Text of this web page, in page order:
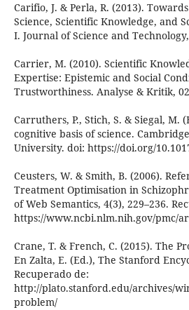
Carifio, J. & Perla, R. (2013).
Science, Scientific Knowledge, and
I. Journal of Science and
Carrier, M. (2010). Scientific
Expertise: Epistemic and Social
Trustworthiness. Analyse & Kritik,
Carruthers, P., Stich, S. & Siegal, M.
cognitive basis of science.
University. doi: https://doi.org/
Ceusters, W. & Smith, B. (2006).
Treatment Optimisation in
of Web Semantics, 4(3), 229–236.
https://www.ncbi.nlm.nih.gov/pmc/
Crane, T. & French, C. (2015). The
En Zalta, E. (Ed.), The Stanford
Recuperado de:
http://plato.stanford.edu/archives/
problem/